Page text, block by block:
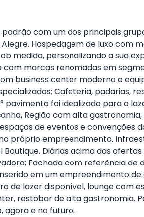
com um dos principais
Hospedagem de luxo com
medida, personalizando a sua
marcas renomadas em
business center moderno e
Cafeteria, padarias,
pavimento foi idealizado para o
Região com alta
de eventos e convenções
próprio empreendimento.
Diárias acima das
Fachada com referência de
em um empreendimento
de lazer disponível, lounge com
restobar de alta gastronomia.
agora e no futuro.